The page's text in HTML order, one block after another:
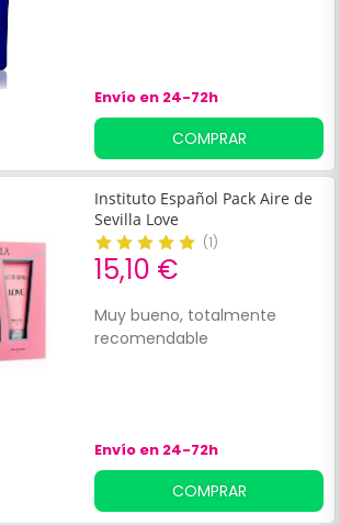
Envío en 24-72h
COMPRAR
Instituto Español Pack Aire de
Sevilla Love
(1)
15,10 €
Muy bueno, totalmente
recomendable
Envío en 24-72h
COMPRAR